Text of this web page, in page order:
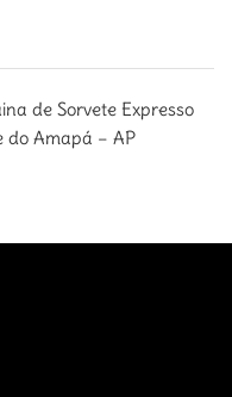
de Sorvete Expresso
do Amapá – AP